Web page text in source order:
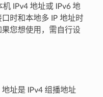
机 IPv4 地址或 IPv6 地
时和本地多 IP 地址时
您想使用，需自行设
址是 IPv4 组播地址